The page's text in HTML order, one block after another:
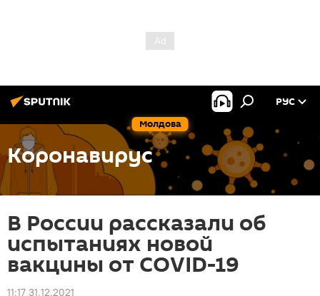
Молдова
РУС
Коронавирус
В России рассказали об
испытаниях новой
вакцины от COVID-19
11:17 31.12.2021